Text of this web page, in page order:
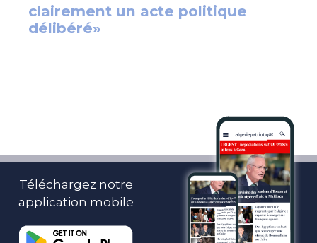
Téléchargez notre
application mobile